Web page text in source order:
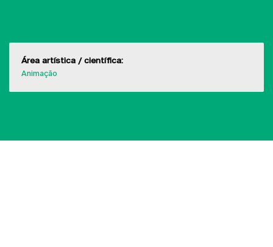
Área artística / científica:
Animação